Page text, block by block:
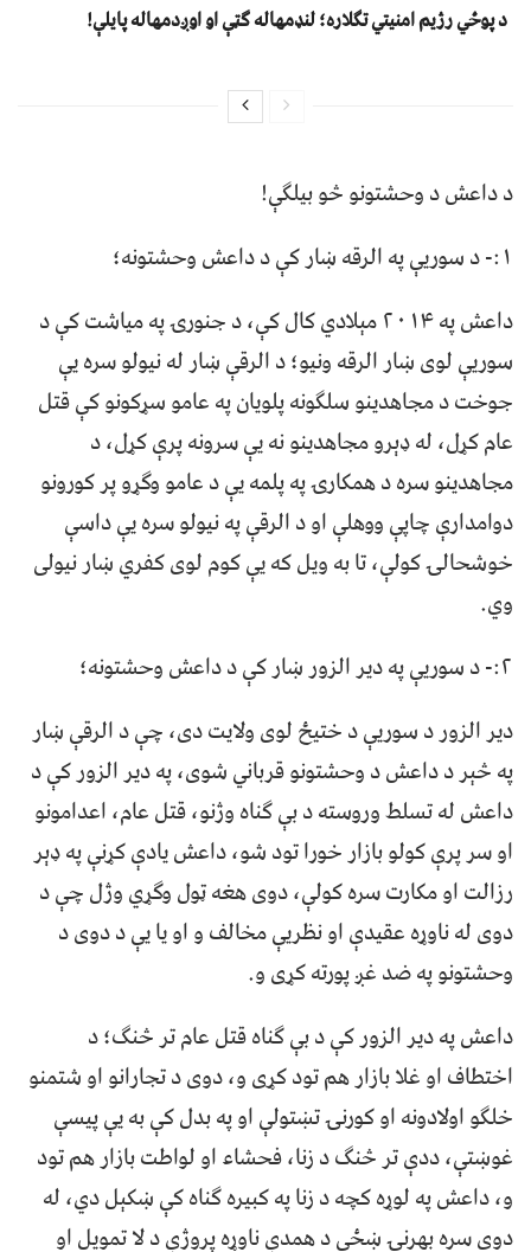
د پوځي رژیم امنیتي تګلاره؛ لنډمهاله ګټې او اوږدمهاله پایلې!
د داعش د وحشتونو څو بیلګې!
۱:- د سوریې په الرقه ښار کې د داعش وحشتونه؛
داعش په ۲۰۱۴ مېلادي کال کې، د جنورۍ په میاشت کې د
سوریې لوی ښار الرقه ونیو؛ د الرقې ښار له نیولو سره یې
جوخت د مجاهدینو سلګونه پلویان په عامو سړکونو کې قتل
عام کړل، له ډېرو مجاهدینو نه یې سرونه پرې کړل، د
مجاهدینو سره د همکارۍ په پلمه یې د عامو وګړو پر کورونو
دوامدارې چاپې ووهلې او د الرقې په نیولو سره یې داسې
خوشحالۍ کولې، تا به ویل که یې کوم لوی کفري ښار نيولی
وي.
۲:- د سوریې په دیر الزور ښار کې د داعش وحشتونه؛
دیر الزور د سوریې د ختيځ لوی ولایت دی، چې د الرقې ښار
په څېر د داعش د وحشتونو قرباني شوی، په دیر الزور کې د
داعش له تسلط وروسته د بې ګناه وژنو، قتل عام، اعدامونو
او سر پرې کولو بازار خورا تود شو، داعش یادې کړنې په ډېر
رزالت او مکارت سره کولې، دوی هغه ټول وګړي وژل چې د
دوی له ناوړه عقیدې او نظریې مخالف و او یا یې د دوی د
وحشتونو په ضد غږ پورته کړی و.
داعش په دیر الزور کې د بې ګناه قتل عام تر څنګ؛ د
اختطاف او غلا بازار هم تود کړی و، دوی د تجارانو او شتمنو
خلګو اولادونه او کورنۍ تښتولې او په بدل کې به یې پیسې
غوښتې، ددې تر څنګ د زنا، فحشاء او لواطت بازار هم تود
و، داعش په لوړه کچه د زنا په کبیره ګناه کې ښکېل دي، له
دوی سره بهرنۍ ښځې د همدې ناوړه پروژې د لا تمویل او